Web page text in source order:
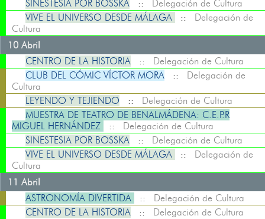
SINESTESIA POR BOSSKA :: Delegación de Cultura
VIVE EL UNIVERSO DESDE MÁLAGA
:: Delegación de
Cultura
10 Abril
CENTRO DE LA HISTORIA :: Delegación de Cultura
CLUB DEL CÓMIC VÍCTOR MORA :: Delegación de
Cultura
LEYENDO Y TEJIENDO :: Delegación de Cultura
MUESTRA DE TEATRO DE BENALMÁDENA: C.E.P.R
MIGUEL HERNÁNDEZ
:: Delegación de Cultura
SINESTESIA POR BOSSKA :: Delegación de Cultura
VIVE EL UNIVERSO DESDE MÁLAGA
:: Delegación de
Cultura
11 Abril
ASTRONOMÍA DIVERTIDA
:: Delegación de Cultura
CENTRO DE LA HISTORIA :: Delegación de Cultura